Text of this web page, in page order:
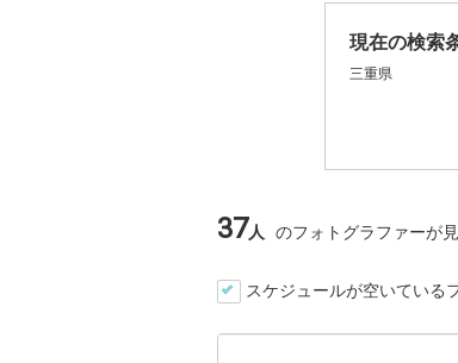
現在の検索
三重県
37人 のフォトグラファーが
スケジュールが空いている